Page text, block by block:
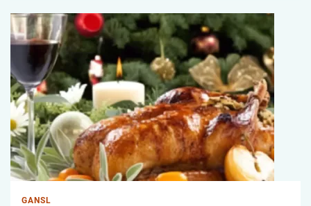
GANSL